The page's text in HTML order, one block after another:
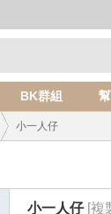
BK群組
小一人仔
小一人仔 [複